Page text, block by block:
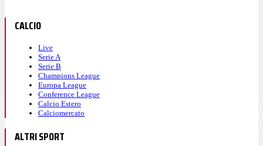
CALCIO
Live
Serie A
Serie B
Champions League
Europa League
Conference League
Calcio Estero
Calciomercato
ALTRI SPORT